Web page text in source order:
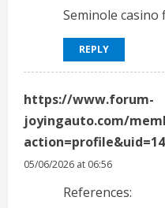
Seminole casino
REPLY
https://www.forum-
joyingauto.com/
05/06/2026 at 06:56
References: